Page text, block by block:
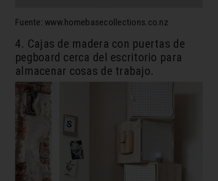
Fuente: www.homebasecollections.co.nz
4. Cajas de madera con puertas de
pegboard cerca del escritorio para
almacenar cosas de trabajo.